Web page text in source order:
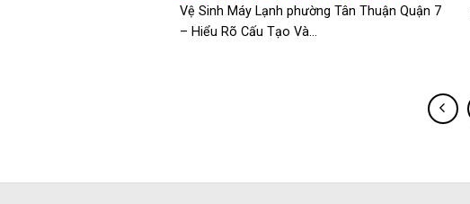
Vệ Sinh Máy Lạnh phường Tân Thuận Quận 7
– Hiểu Rõ Cấu Tạo Và...